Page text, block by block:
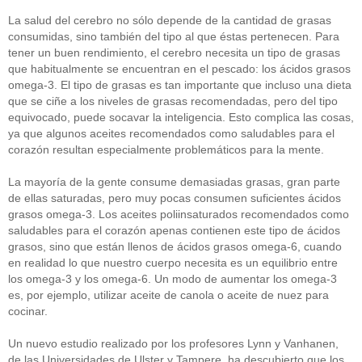
calcio(3)
cerebro(8)
colesterol(10)
corazon(1)
diabetes (6)
dietas(10)
embarazo (11)
(15)
nutricion
obesidad (12)
Sin categoría (438)
vitaminas(10)
La salud del cerebro no sólo depende de la cantidad de grasas
consumidas, sino también del tipo al que éstas pertenecen. Para
tener un buen rendimiento, el cerebro necesita un tipo de grasas
que habitualmente se encuentran en el pescado: los ácidos grasos
omega-3. El tipo de grasas es tan importante que incluso una dieta
que se ciñe a los niveles de grasas recomendadas, pero del tipo
equivocado, puede socavar la inteligencia. Esto complica las cosas,
ya que algunos aceites recomendados como saludables para el
corazón resultan especialmente problemáticos para la mente.
La mayoría de la gente consume demasiadas grasas, gran parte
de ellas saturadas, pero muy pocas consumen suficientes ácidos
grasos omega-3. Los aceites poliinsaturados recomendados como
saludables para el corazón apenas contienen este tipo de ácidos
grasos, sino que están llenos de ácidos grasos omega-6, cuando
en realidad lo que nuestro cuerpo necesita es un equilibrio entre
los omega-3 y los omega-6. Un modo de aumentar los omega-3
es, por ejemplo, utilizar aceite de canola o aceite de nuez para
cocinar.
Un nuevo estudio realizado por los profesores Lynn y Vanhanen,